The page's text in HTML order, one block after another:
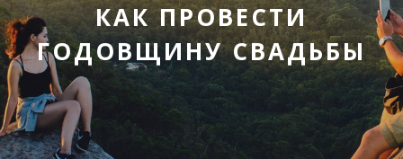
КАК ПРОВЕСТИ
ГОДОВЩИНУ СВАДЬБЫ